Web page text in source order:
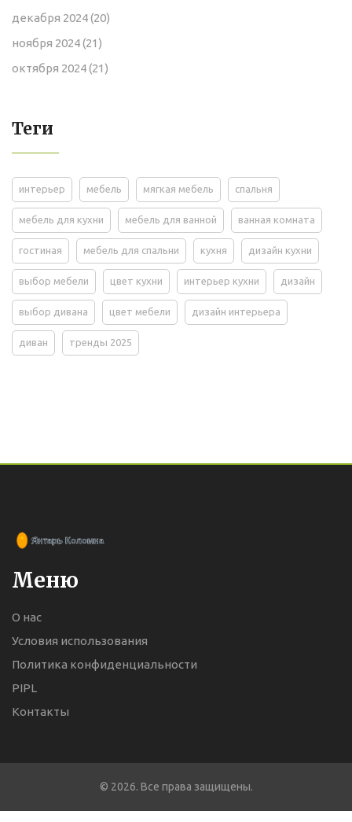
декабря 2024(20)
ноября 2024(21)
октября 2024(21)
Теги
интерьер мебель мягкая мебель спальня
мебель для кухни мебель для ванной ванная комната
гостиная мебель для спальни кухня дизайн кухни
выбор мебели цвет кухни интерьер кухни дизайн
выбор дивана цвет мебели дизайн интерьера
диван тренды 2025
Меню
О нас
Условия использования
Политика конфиденциальности
PIPL
Контакты
© 2026. Все права защищены.